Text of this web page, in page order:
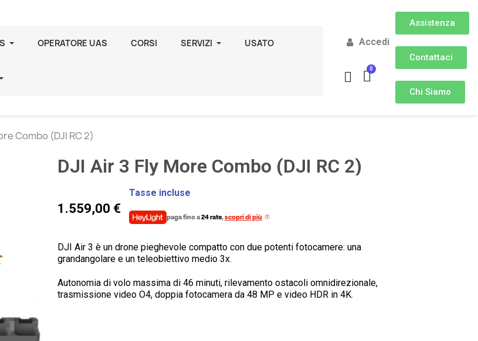
OPERATORE UAS CORSI SERVIZI USATO Accedi
Assistenza
Contattaci
Chi Siamo
Combo (DJI RC 2)
DJI Air 3 Fly More Combo (DJI RC 2)
1.559,00 €
Tasse incluse
paga fino a24 rate,scopri di più
DJI Air 3 è un drone pieghevole compatto con due potenti fotocamere: una
grandangolare e un teleobiettivo medio 3x.
Autonomia di volo massima di 46 minuti, rilevamento ostacoli omnidirezionale,
trasmissione video O4, doppia fotocamera da 48 MP e video HDR in 4K.